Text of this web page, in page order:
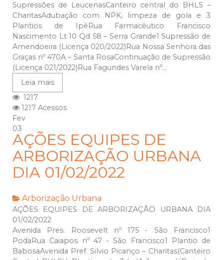
Supressões de LeucenasCanteiro central do BHLS –
CharitasAdubação com NPK, limpeza de gola e 3
Plantios de IpêRua Farmacêutico Francisco
Nascimento Lt 10 Qd 58 – Serra Grande1 Supressão de
Amendoeira (Licença 020/2022)Rua Nossa Senhora das
Graças nº 470A – Santa RosaContinuação de Supressão
(Licença 021/2022)Rua Fagundes Varela nº...
Leia mais
1217
1217 Acessos
Fev
03
AÇÕES EQUIPES DE
ARBORIZAÇÃO URBANA
DIA 01/02/2022
Arborização Urbana
AÇÕES EQUIPES DE ARBORIZAÇÃO URBANA DIA
01/02/2022
Avenida Pres. Roosevelt nº 175 - São Francisco1
PodaRua Caiapos nº 47 - São Francisco1 Plantio de
BabosaAvenida Pref. Silvio Picanço – Charitas(Canteiro